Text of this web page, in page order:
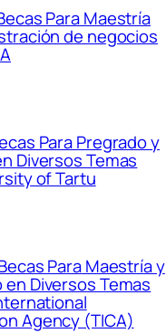
Para Maestría
de negocios
Para Pregrado y
Diversos Temas
of Tartu
Para Maestría y
Diversos Temas
Agency (TICA)